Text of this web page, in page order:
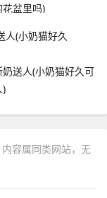
盆里吗)
送人(小奶猫好久可
)
容属同类网站，无